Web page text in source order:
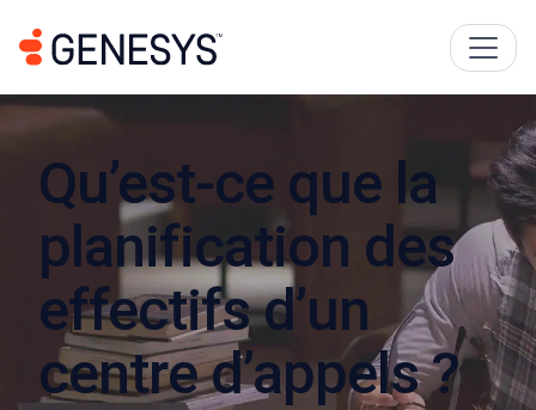
Qu’est-ce que la
planification des
effectifs d’un
centre d’appels ?